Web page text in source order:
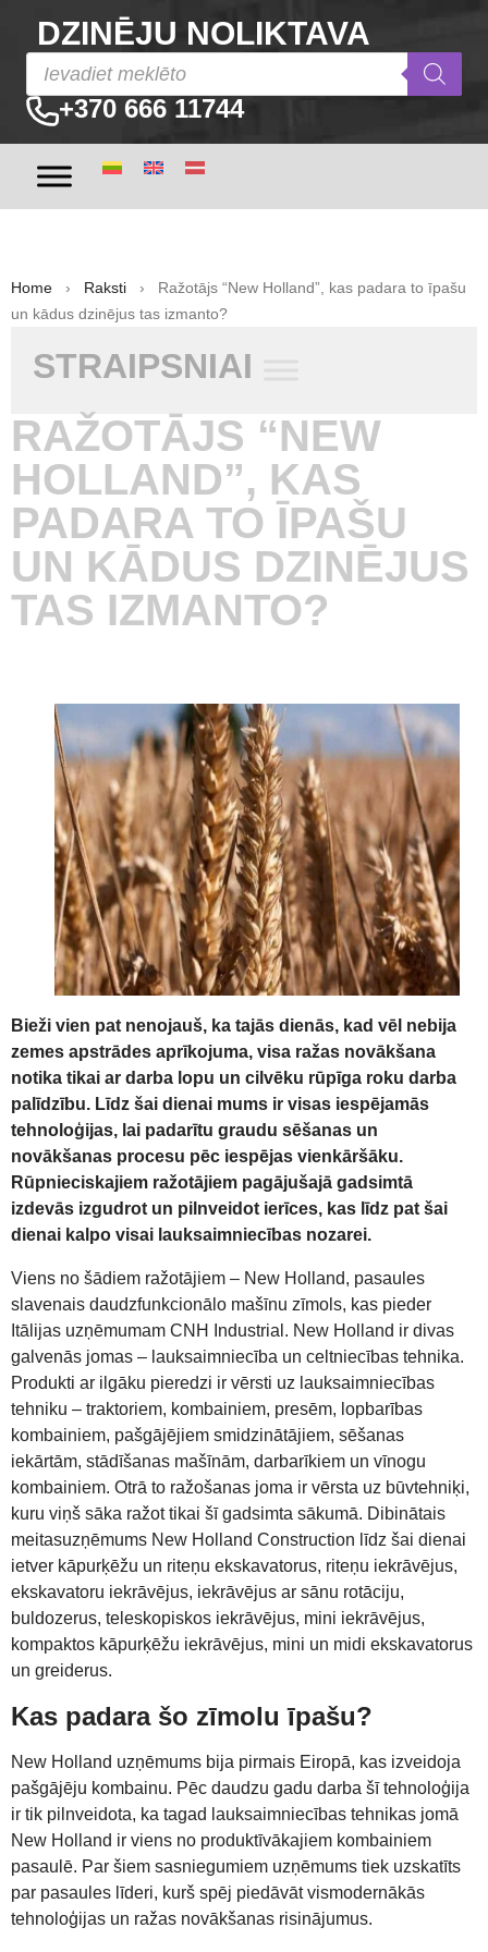
DZINĒJU NOLIKTAVA
+370 666 11744
Home › Raksti › Ražotājs “New Holland”, kas padara to īpašu
un kādus dzinējus tas izmanto?
STRAIPSNIAI
RAŽOTĀJS “NEW
HOLLAND”, KAS
PADARA TO ĪPAŠU
UN KĀDUS DZINĒJUS
TAS IZMANTO?
Bieži vien pat nenojauš, ka tajās dienās, kad vēl nebija
zemes apstrādes aprīkojuma, visa ražas novākšana
notika tikai ar darba lopu un cilvēku rūpīga roku darba
palīdzību. Līdz šai dienai mums ir visas iespējamās
tehnoloģijas, lai padarītu graudu sēšanas un
novākšanas procesu pēc iespējas vienkāršāku.
Rūpnieciskajiem ražotājiem pagājušajā gadsimtā
izdevās izgudrot un pilnveidot ierīces, kas līdz pat šai
dienai kalpo visai lauksaimniecības nozarei.
Viens no šādiem ražotājiem – New Holland, pasaules
slavenais daudzfunkcionālo mašīnu zīmols, kas pieder
Itālijas uzņēmumam CNH Industrial. New Holland ir divas
galvenās jomas – lauksaimniecība un celtniecības tehnika.
Produkti ar ilgāku pieredzi ir vērsti uz lauksaimniecības
tehniku – traktoriem, kombainiem, presēm, lopbarības
kombainiem, pašgājējiem smidzinātājiem, sēšanas
iekārtām, stādīšanas mašīnām, darbarīkiem un vīnogu
kombainiem. Otrā to ražošanas joma ir vērsta uz būvtehniķi,
kuru viņš sāka ražot tikai šī gadsimta sākumā. Dibinātais
meitasuzņēmums New Holland Construction līdz šai dienai
ietver kāpurķēžu un riteņu ekskavatorus, riteņu iekrāvējus,
ekskavatoru iekrāvējus, iekrāvējus ar sānu rotāciju,
buldozerus, teleskopiskos iekrāvējus, mini iekrāvējus,
kompaktos kāpurķēžu iekrāvējus, mini un midi ekskavatorus
un greiderus.
Kas padara šo zīmolu īpašu?
New Holland uzņēmums bija pirmais Eiropā, kas izveidoja
pašgājēju kombainu. Pēc daudzu gadu darba šī tehnoloģija
ir tik pilnveidota, ka tagad lauksaimniecības tehnikas jomā
New Holland ir viens no produktīvākajiem kombainiem
pasaulē. Par šiem sasniegumiem uzņēmums tiek uzskatīts
par pasaules līderi, kurš spēj piedāvāt vismodernākās
tehnoloģijas un ražas novākšanas risinājumus.